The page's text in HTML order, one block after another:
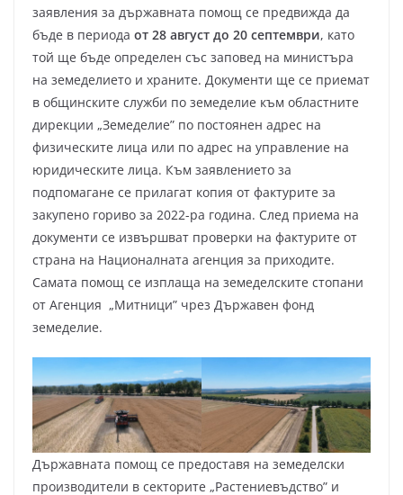
заявления за държавната помощ се предвижда да
бъде в периода от 28 август до 20 септември, като
той ще бъде определен със заповед на министъра
на земеделието и храните. Документи ще се приемат
в общинските служби по земеделие към областните
дирекции „Земеделие” по постоянен адрес на
физическите лица или по адрес на управление на
юридическите лица. Към заявлението за
подпомагане се прилагат копия от фактурите за
закупено гориво за 2022-ра година. След приема на
документи се извършват проверки на фактурите от
страна на Националната агенция за приходите.
Самата помощ се изплаща на земеделските стопани
от Агенция „Митници” чрез Държавен фонд
земеделие.
Държавната помощ се предоставя на земеделски
производители в секторите „Растениевъдство” и